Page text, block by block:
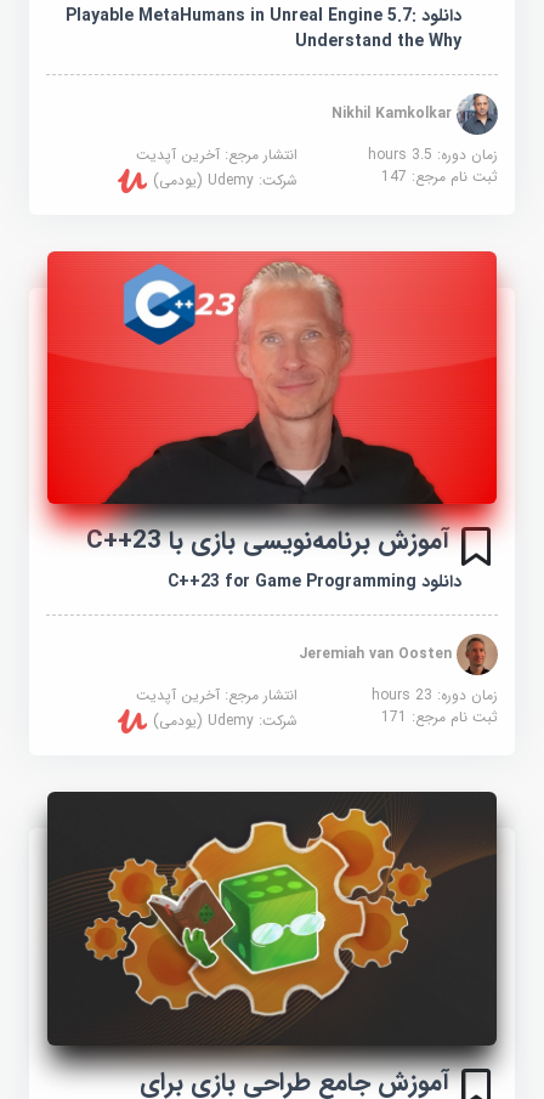
دانلود Playable MetaHumans in Unreal Engine 5.7:
Understand the Why
Nikhil Kamkolkar
زمان دوره: 3.5 hours
انتشار مرجع:آخرین آپدیت
ثبت نام مرجع:147 شرکت:Udemy (یودمی)
آموزش برنامه‌نویسی بازی با C++23
دانلود C++23 for Game Programming
Jeremiah van Oosten
زمان دوره: 23 hours
انتشار مرجع:آخرین آپدیت
ثبت نام مرجع:171 شرکت:Udemy (یودمی)
آموزش جامع طراحی بازی برای